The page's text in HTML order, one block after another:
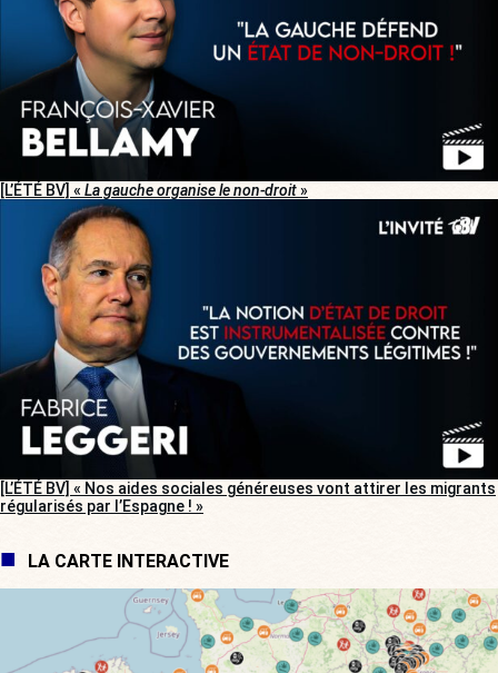
[L’ÉTÉ BV] « La gauche organise le non-droit»
[L’ÉTÉ BV] « Nos aides sociales généreuses vont attirer les migrants
régularisés par l’Espagne ! »
LA CARTE INTERACTIVE